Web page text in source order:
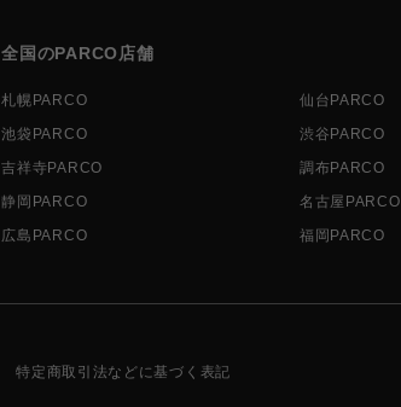
全国のPARCO店舗
札幌PARCO 仙台PARCO
池袋PARCO
渋谷PARCO
吉祥寺PARCO
調布PARCO
静岡PARCO
名古屋PARCO
広島PARCO
福岡PARCO
特定商取引法などに基づく表記